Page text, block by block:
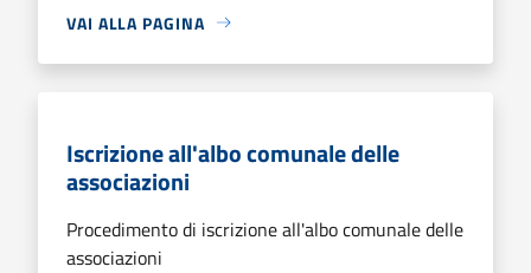
VAI ALLA PAGINA
Iscrizione all'albo comunale delle
associazioni
Procedimento di iscrizione all'albo comunale delle
associazioni